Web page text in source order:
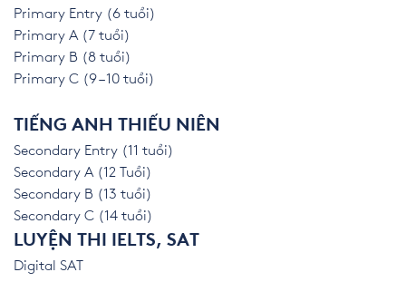
Primary Entry (6 tuổi)
Primary A (7 tuổi)
Primary B (8 tuổi)
Primary C (9 – 10 tuổi)
TIẾNG ANH THIẾU NIÊN
Secondary Entry (11 tuổi)
Secondary A (12 Tuổi)
Secondary B (13 tuổi)
Secondary C (14 tuổi)
LUYỆN THI IELTS, SAT
Digital SAT